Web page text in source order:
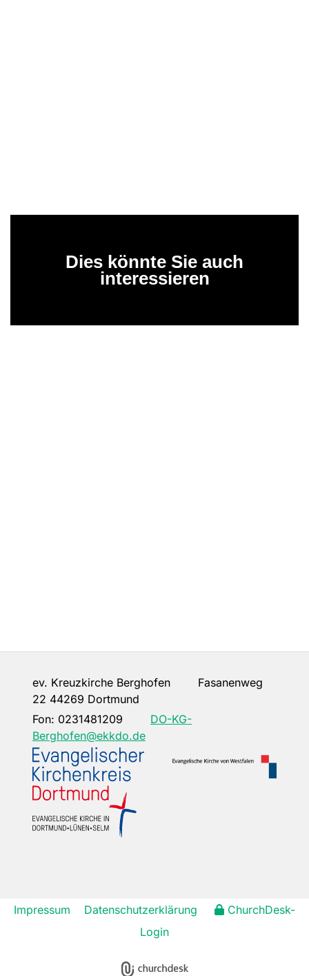
Dies könnte Sie auch
interessieren
ev. Kreuzkirche Berghofen Fasanenweg
22 44269 Dortmund
Fon: 0231481209
DO-KG-
Berghofen@ekkdo.de
Impressum Datenschutzerklärung
ChurchDesk-
Login